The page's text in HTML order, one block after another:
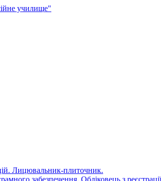
училище"
Лицювальник-плиточник.
забезпечення. Обліковець з